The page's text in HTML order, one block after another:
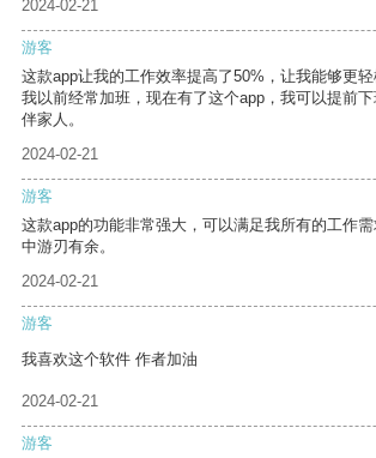
2024-02-21
游客
这款app让我的工作效率提高了50%，让我能够更轻
我以前经常加班，现在有了这个app，我可以提前
伴家人。
2024-02-21
游客
这款app的功能非常强大，可以满足我所有的工作
中游刃有余。
2024-02-21
游客
我喜欢这个软件 作者加油
2024-02-21
游客